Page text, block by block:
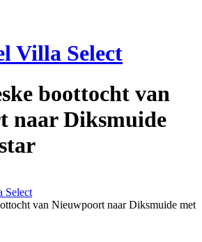
Villa Select
naar Diksmuide
Select
van Nieuwpoort naar Diksmuide met